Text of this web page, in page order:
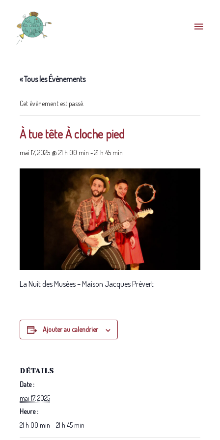
« Tous les Évènements
Cet évènement est passé.
À tue tête À cloche pied
mai 17, 2025 @ 21 h 00 min -21 h 45 min
La Nuit des Musées – Maison Jacques Prévert
Ajouter au calendrier
DÉTAILS
Date :
mai 17, 2025
Heure :
21 h 00 min - 21 h 45 min